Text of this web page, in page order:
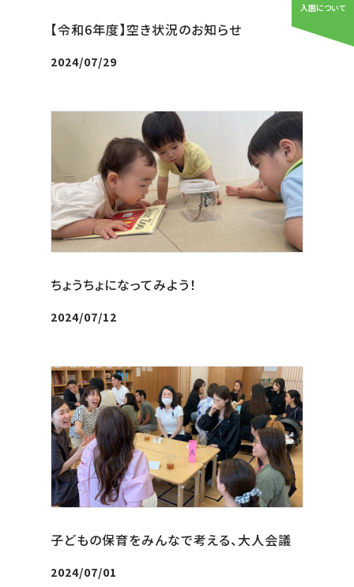
【令和6年度】空き状況のお知らせ
2024/07/29
ちょうちょになってみよう！
2024/07/12
子どもの保育をみんなで考える、大人会議
2024/07/01
入園について